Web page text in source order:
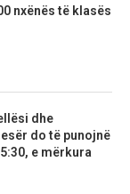
nxënës të klasës
dhe
do të punojnë
e mërkura